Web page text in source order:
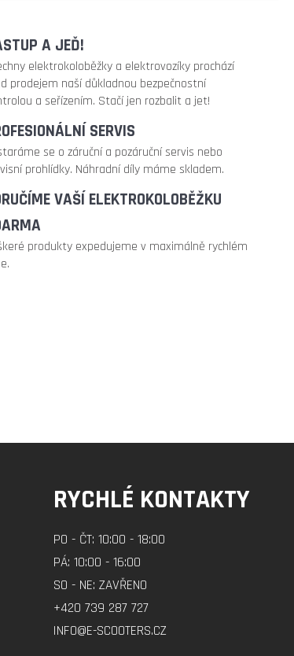
A JEĎ!
elektrokoloběžky a elektrovozíky prochází
prodejem naší důkladnou bezpečnostní
a seřízením. Stačí jen rozbalit a jet!
SERVIS
se o záruční a pozáruční servis nebo
prohlídky. Náhradní díly máme skladem.
VAŠÍ ELEKTROKOLOBĚŽKU
produkty expedujeme v maximálně rychlém
RYCHLÉ KONTAKTY
PO - ČT: 10:00 - 18:00
PÁ: 10:00 - 16:00
SO - NE: ZAVŘENO
+420 739 287 727
INFO@E-SCOOTERS.CZ